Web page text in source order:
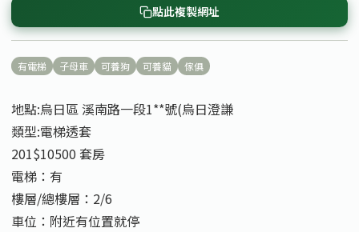
點此複製網址
有電梯 子母車 可養狗 可養貓 傢俱
地點:烏日區 溪南路一段1**號(烏日澄謙
類型:電梯透套
201$10500 套房
電梯：有
樓層/總樓層：2/6
車位：附近有位置就停